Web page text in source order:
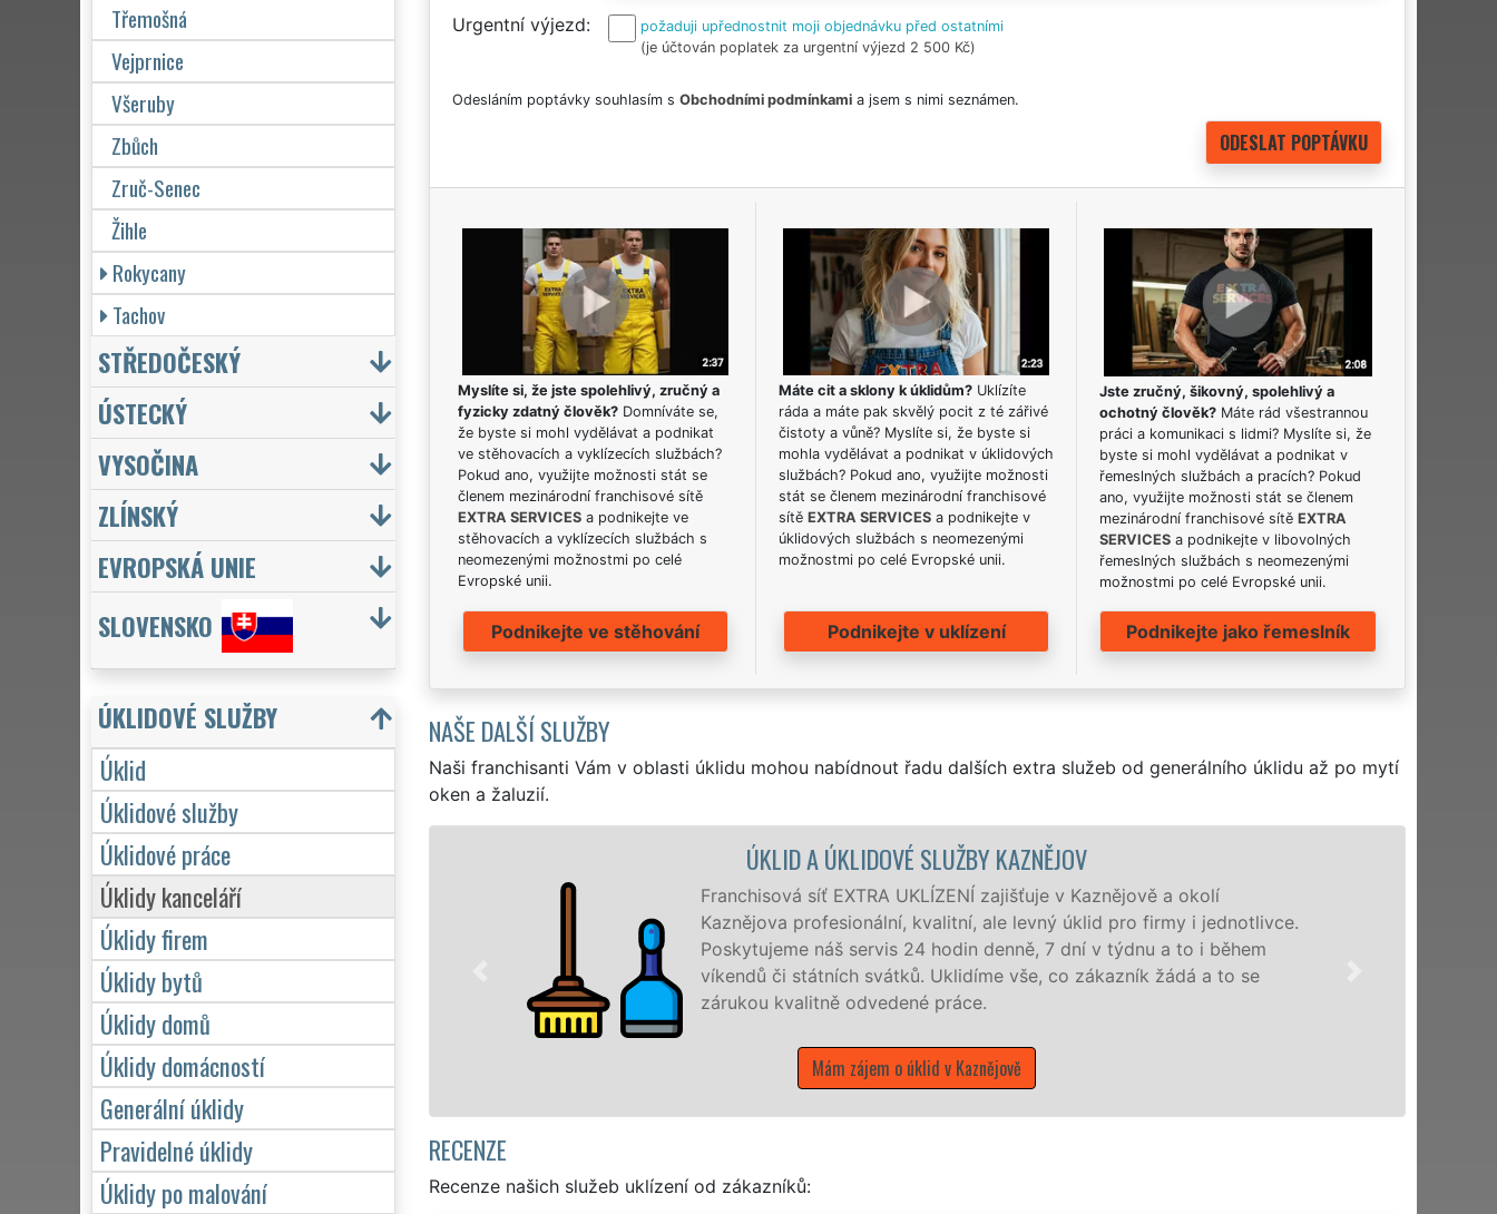
Urgentní výjezd
požaduji upřednostnit moji objednávku před ostatními
(je účtován poplatek za urgentní výjezd 2 500 Kč)
Odesláním poptávky souhlasím s Obchodními podmínkamia jsem s nimi seznámen.
Myslíte si, že jste spolehlivý, zručný a
fyzicky zdatný člověk?Domníváte se,
že byste si mohl vydělávat a podnikat
ve stěhovacích a vyklízecích službách?
Pokud ano, využijte možnosti stát se
členem mezinárodní franchisové sítě
EXTRA SERVICESa podnikejte ve
stěhovacích a vyklízecích službách s
neomezenými možnostmi po celé
Evropské unii.
Podnikejte ve stěhování
Máte cit a sklony k úklidům?Uklízíte
ráda a máte pak skvělý pocit z té zářivé
čistoty a vůně? Myslíte si, že byste si
mohla vydělávat a podnikat v úklidových
službách? Pokud ano, využijte možnosti
stát se členem mezinárodní franchisové
sítě EXTRA SERVICESa podnikejte v
úklidových službách s neomezenými
možnostmi po celé Evropské unii.
Podnikejte v uklízení
Jste zručný, šikovný, spolehlivý a
ochotný člověk? Máte rád všestrannou
práci a komunikaci s lidmi? Myslíte si, že
byste si mohl vydělávat a podnikat v
řemeslných službách a pracích? Pokud
ano, využijte možnosti stát se členem
mezinárodní franchisové sítěEXTRA
SERVICES a podnikejte v libovolných
řemeslných službách s neomezenými
možnostmi po celé Evropské unii.
Podnikejte jako řemeslník
NAŠE DALŠÍ SLUŽBY
Naši franchisanti Vám v oblasti úklidu mohou nabídnout řadu dalších extra služeb od generálního úklidu až po mytí
oken a žaluzií.
Franchisová síť EXTRA UKLÍZENÍ zajišťuje v Kaznějově a okolí
Kaznějova profesionální, kvalitní, ale levný úklid pro firmy i jednotlivce.
Poskytujeme náš servis 24 hodin denně, 7 dní v týdnu a to i během
víkendů či státních svátků. Uklidíme vše, co zákazník žádá a to se
zárukou kvalitně odvedené práce.
Naše společnost EXTRA UKLÍZENÍ
profesionální úklidové služby NON-
nabízíme pro všechny obchodní
domácnosti v celém Plzeňském
RECENZE
Recenze našich služeb uklízení od zákazníků:
Třemošná
Vejprnice
Všeruby
Zbůch
Zruč-Senec
Žihle
Rokycany
Tachov
STŘEDOČESKÝ
ÚSTECKÝ
VYSOČINA
ZLÍNSKÝ
EVROPSKÁ UNIE
SLOVENSKO
ÚKLIDOVÉ SLUŽBY
Úklid
Úklidové služby
Úklidové práce
Úklidy kanceláří
Úklidy firem
Úklidy bytů
Úklidy domů
Úklidy domácností
Generální úklidy
Pravidelné úklidy
Úklidy po malování